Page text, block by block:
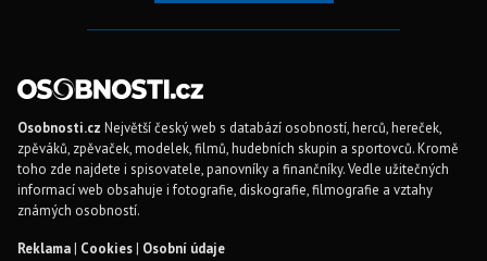
Osobnosti.cz Největší český web s databází osobností, herců, hereček,
zpěváků, zpěvaček, modelek, filmů, hudebních skupin a sportovců. Kromě
toho zde najdete i spisovatele, panovníky a finančníky. Vedle užitečných
informací web obsahuje i fotografie, diskografie, filmografie a vztahy
známých osobností.
Reklama| Cookies| Osobní údaje